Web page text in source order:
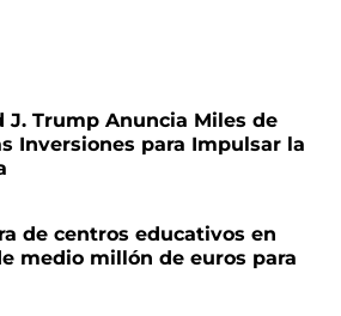
J. Trump Anuncia Miles de
Inversiones para Impulsar la
de centros educativos en
medio millón de euros para